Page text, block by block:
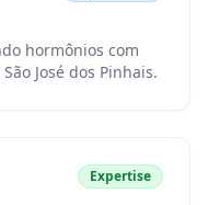
hormônios com
José dos Pinhais.
Expertise